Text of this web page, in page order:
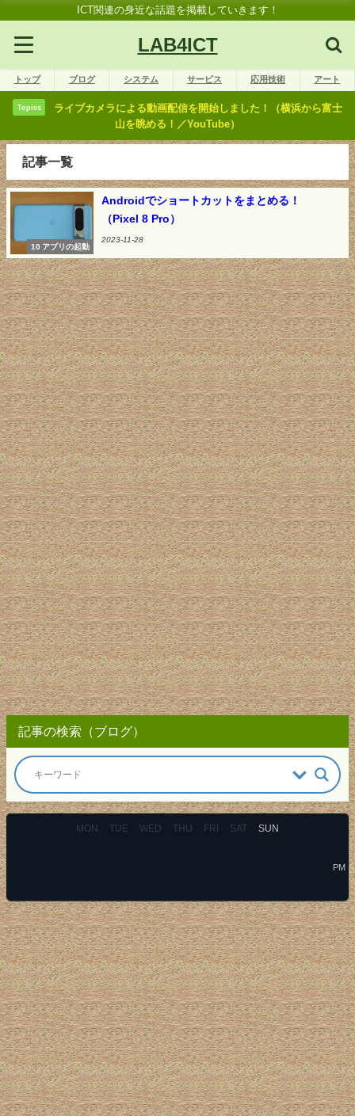
ICT関連の身近な話題を掲載していきます！
LAB4ICT
トップ ブログ システム サービス 応用技術 アート
Topics
ライブカメラによる動画配信を開始しました！（横浜から富士
山を眺める！／YouTube）
記事一覧
10 アプリの起動
Androidでショートカットをまとめる！
（Pixel 8 Pro）
2023-11-28
記事の検索（ブログ）
MON TUE WED THU FRI SAT SUN
PM